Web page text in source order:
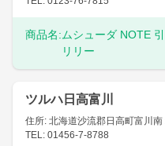
商品名: ムシューダ NOTE
リリー
ツルハ日高富川
住所: 北海道沙流郡日高町富川南
TEL: 01456-7-8788